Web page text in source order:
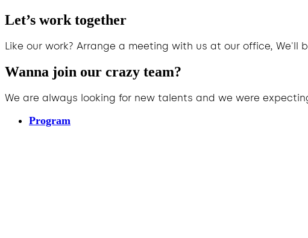
Let’s work together
Like our work? Arrange a meeting with us at our office, We'll
Wanna join our crazy team?
We are always looking for new talents and we were
Program